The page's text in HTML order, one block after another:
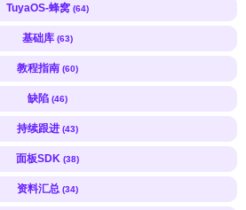
TuyaOS-蜂窝 (64)
基础库 (63)
教程指南 (60)
缺陷 (46)
持续跟进 (43)
面板SDK (38)
资料汇总 (34)